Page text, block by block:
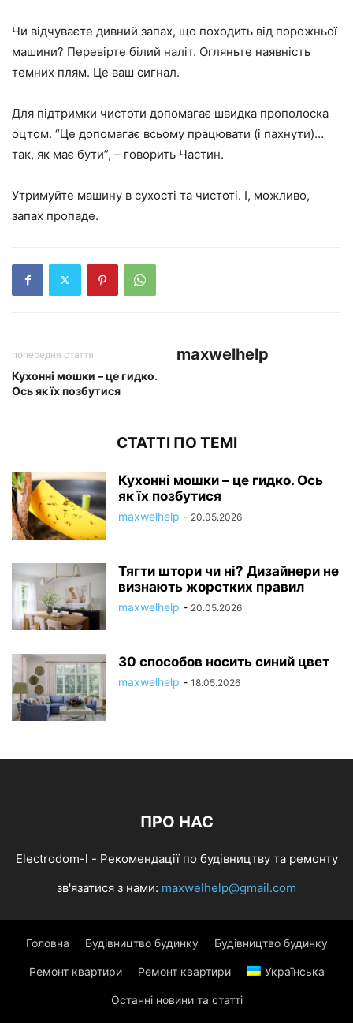
Чи відчуваєте дивний запах, що походить від порожньої
машини? Перевірте білий наліт. Огляньте наявність
темних плям. Це ваш сигнал.
Для підтримки чистоти допомагає швидка прополоска
оцтом. “Це допомагає всьому працювати (і пахнути)…
так, як має бути”, – говорить Частин.
Утримуйте машину в сухості та чистоті. І, можливо,
запах пропаде.
попередня стаття
Кухонні мошки – це гидко.
Ось як їх позбутися
maxwelhelp
СТАТТІ ПО ТЕМІ
Кухонні мошки – це гидко. Ось
як їх позбутися
maxwelhelp - 20.05.2026
Тягти штори чи ні? Дизайнери не
визнають жорстких правил
maxwelhelp - 20.05.2026
30 способов носить синий цвет
maxwelhelp - 18.05.2026
ПРО НАС
Electrodom-l - Рекомендації по будівництву та ремонту
зв'язатися з нами: maxwelhelp@gmail.com
Головна Будівництво будинку Будівництво будинку
Ремонт квартири Ремонт квартири Українська
Останні новини та статті